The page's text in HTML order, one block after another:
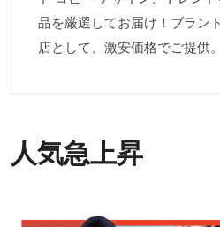
品を厳選してお届け！ブラン
店として、激安価格でご提供。
人気急上昇